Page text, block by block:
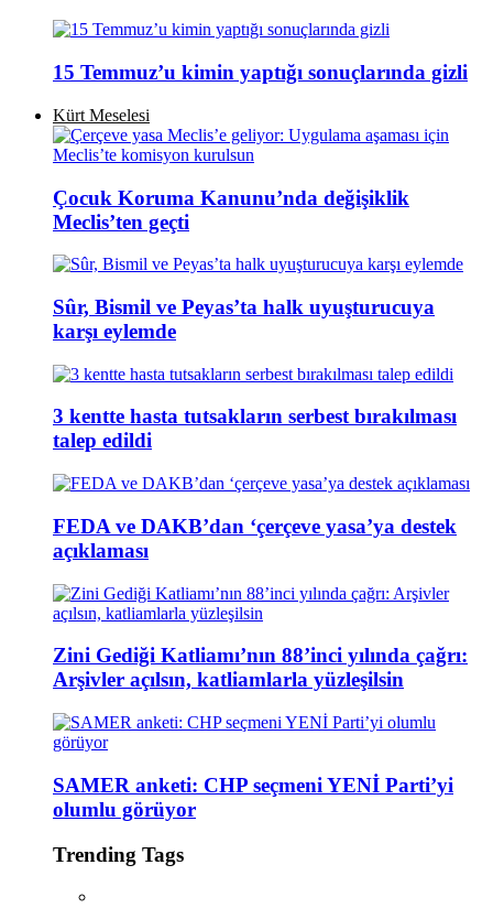
15 Temmuz’u kimin yaptığı sonuçlarında gizli
Kürt Meselesi
Çocuk Koruma Kanunu’nda değişiklik
Meclis’ten geçti
Sûr, Bismil ve Peyas’ta halk uyuşturucuya
karşı eylemde
3 kentte hasta tutsakların serbest bırakılması
talep edildi
FEDA ve DAKB’dan ‘çerçeve yasa’ya destek
açıklaması
Zini Gediği Katliamı’nın 88’inci yılında çağrı:
Arşivler açılsın, katliamlarla yüzleşilsin
SAMER anketi: CHP seçmeni YENİ Parti’yi
olumlu görüyor
Trending Tags